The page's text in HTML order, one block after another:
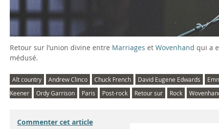
Retour sur l’union divine entre Marriages et Wovenhand qui a
médusé.
Alt country Andrew Clinco Chuck French David Eugene Edwards
Keener
Ordy Garrison Paris Post-rock Retour sur Rock
Commenter cet article